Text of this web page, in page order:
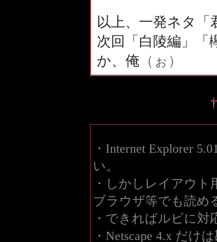
以上、一発ネタ
次回「白陵編」
か、俺 （ぉ）
†
・Internet Explorer
い。
・しかしレイアウ
ブラウザ等でも読め
・できればルビに対
・Netscape 4.x だけ